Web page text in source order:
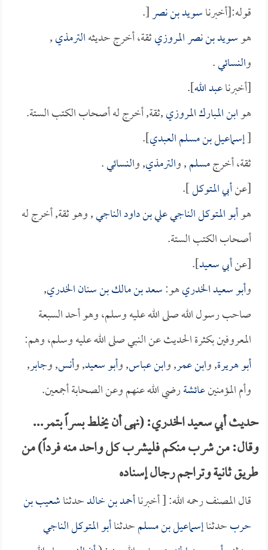
قوله:[أخبرناسويد بن نصر[.
هوسويد بن نصر المروزيثقة، أخرج حديثهالترمذي,
والنسائي.
[أخبرناعبد الله].
هوابن المبارك المروزي,ثقة, أخرج له أصحاب الكتب الستة.
[إسماعيل بن مسلم العبدي].
ثقة، أخرجمسلم, والترمذي, والنسائي.
[عنأبي المتوكل].
هوأبو المتوكل الناجي علي بن داود الناجي, وهو ثقة, أخرج له
أصحاب الكتب الستة.
[عنأبي سعيد].
وأبو سعيد الخدريهو:سعد بن مالك بن سنان الخدري,
صاحب رسول الله صلى الله عليه وسلم، وهو أحد السبعة
المعروفين بكثرة الحديث عن النبي صلى الله عليه وسلم، وهم:
أبو هريرة, وابن عمر, وابن عباس, وأبو سعيد, وأنس, وجابر,
وأم المؤمنينعائشةرضي الله عنهم وعن الصحابة أجمعين.
حديث أبي سعيد الخدري: (نهى أن يخلط بسراً بتمر...
وقال: من شرب منكم فليشرب كل واحد منه فرداً) من
طريق ثانية وتراجم رجال إسناده
قال المصنف رحمه الله: [ أخبرناأحمد بن خالدحدثناشعيب بن
حربحدثناإسماعيل بن مسلمحدثناأبو المتوكل الناجي